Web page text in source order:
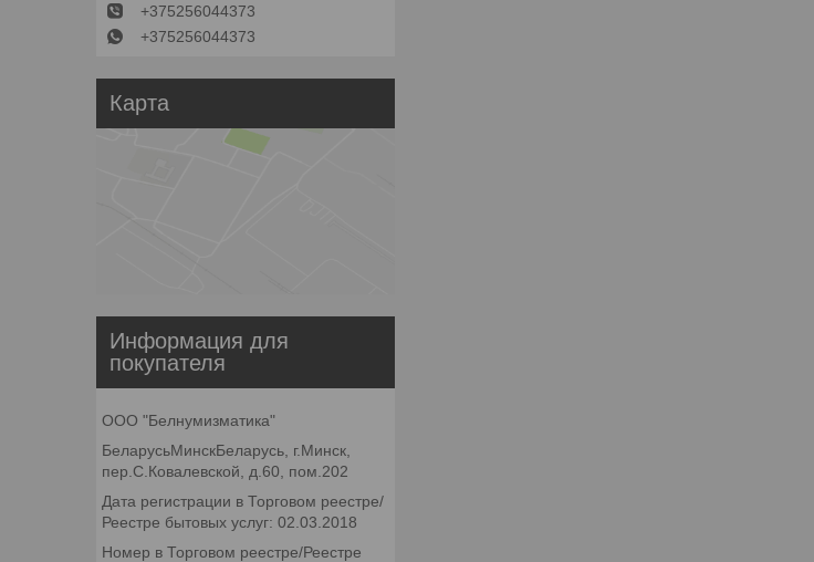
+375256044373
+375256044373
Карта
Информация для
покупателя
ООО "Белнумизматика"
БеларусьМинскБеларусь, г.Минск,
пер.С.Ковалевской, д.60, пом.202
Дата регистрации в Торговом реестре/
Реестре бытовых услуг: 02.03.2018
Номер в Торговом реестре/Реестре